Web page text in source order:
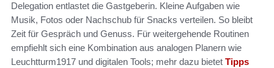
Delegation entlastet die Gastgeberin. Kleine Aufgaben wie
Musik, Fotos oder Nachschub für Snacks verteilen. So bleibt
Zeit für Gespräch und Genuss. Für weitergehende Routinen
empfiehlt sich eine Kombination aus analogen Planern wie
Leuchtturm1917 und digitalen Tools; mehr dazu bietet Tipps